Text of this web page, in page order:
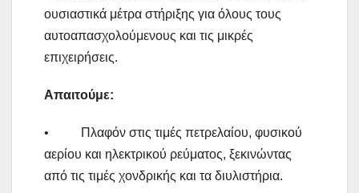
ουσιαστικά μέτρα στήριξης για όλους τους
αυτοαπασχολούμενους και τις μικρές
επιχειρήσεις.
Απαιτούμε:
• Πλαφόν στις τιμές πετρελαίου, φυσικού
αερίου και ηλεκτρικού ρεύματος, ξεκινώντας
από τις τιμές χονδρικής και τα διυλιστήρια.